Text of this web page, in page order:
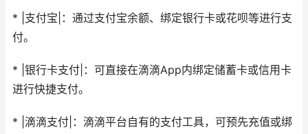
* |支付宝|：通过支付宝余额、绑定银行卡或花呗等进行支
付。
* |银行卡支付|：可直接在滴滴App内绑定储蓄卡或信用卡
进行快捷支付。
* |滴滴支付|：滴滴平台自有的支付工具，可预先充值或绑